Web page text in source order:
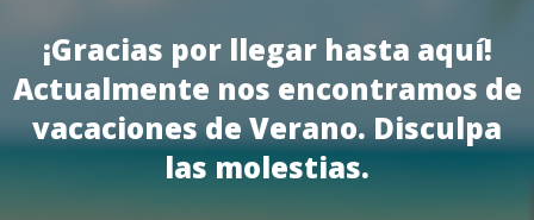
¡Gracias por llegar hasta aquí!
Actualmente nos encontramos de
vacaciones de Verano. Disculpa
las molestias.